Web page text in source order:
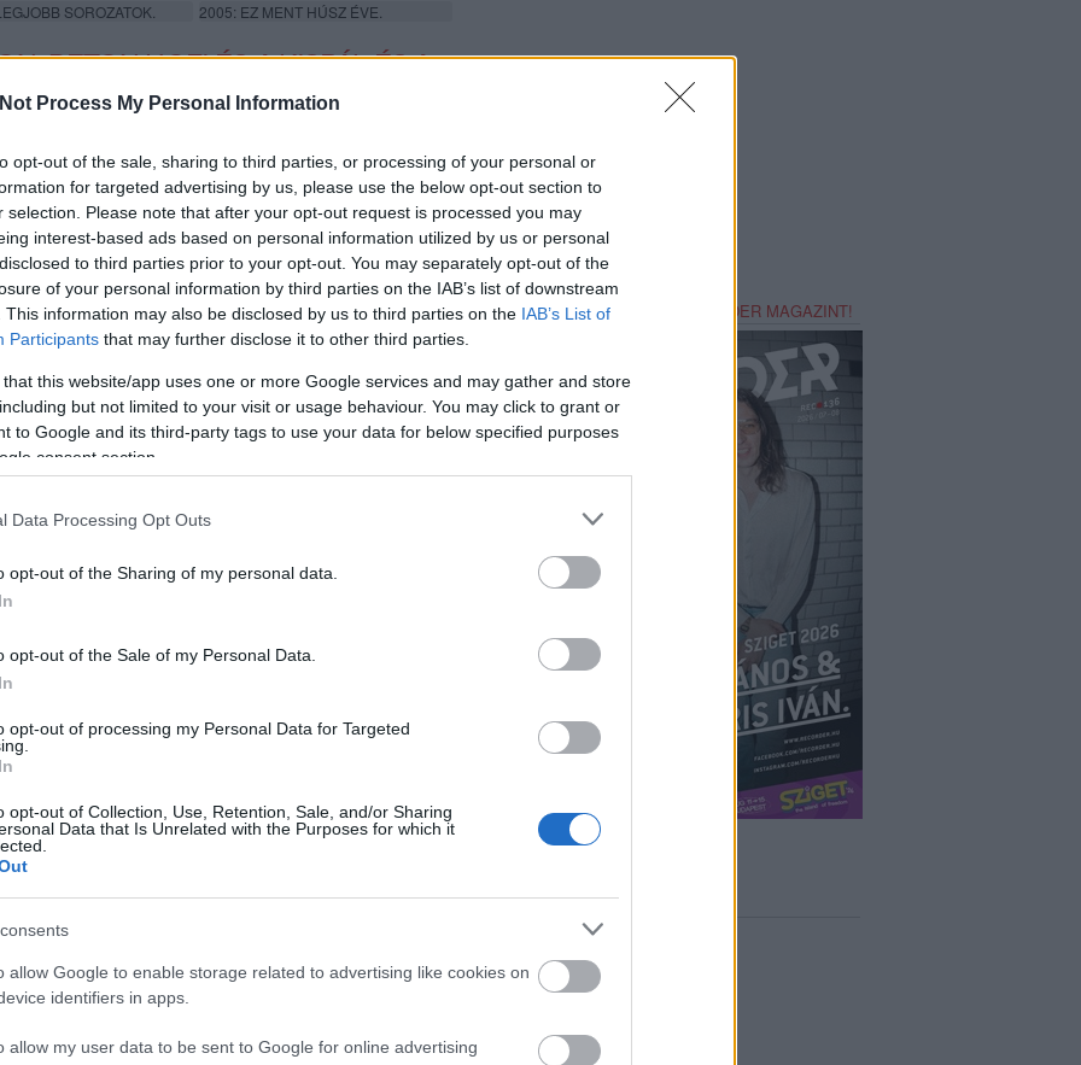
Process My Personal Information
opt-out of the sale, sharing to third parties, or processing of your personal or
for targeted advertising by us, please use the below opt-out section to
selection. Please note that after your opt-out request is processed you may
interest-based ads based on personal information utilized by us or personal
to third parties prior to your opt-out. You may separately opt-out of the
of your personal information by third parties on the IAB’s list of downstream
This information may also be disclosed by us to third parties on the IAB’s List of
Participants that may further disclose it to other third parties.
that this website/app uses one or more Google services and may gather and store
but not limited to your visit or usage behaviour. You may click to grant or
to Google and its third-party tags to use your data for below specified purposes
consent section.
Data Processing Opt Outs
opt-out of the Sharing of my personal data.
opt-out of the Sale of my Personal Data.
opt-out of processing my Personal Data for Targeted
opt-out of Collection, Use, Retention, Sale, and/or Sharing
Data that Is Unrelated with the Purposes for which it
allow Google to enable storage related to advertising like cookies on
identifiers in apps.
allow my user data to be sent to Google for online advertising
SOROZATOK. 2005: EZ MENT HÚSZ ÉVE.
BETON.HOFI ÉS A KISPÁL ÉS A
VESZPRÉMBEN
a veszprémi Gyárkert Kultúrpark. A június közepétől
is a hazai könnyűzenei élet népszerű előadóit hozza el a
lépnek a több mint ötezer fős szabadtéri
között a Halott Pénz, Beton.Hofi és a Thievery Corporation
Kulturális Fővárosa program
keretében jött létre az
a régió egyik legfontosabb kulturális találkozóhelyévé vált. Az
használaton kívüli városi tér pezsgő kulturális központtá. A
fesztiválként működik: a nyár folyamán egymást követő
így a látogatók akár több alkalommal is
tér lehetővé teszi nagyszabású produkciók
pihenőzónák egyfajta városi találkozóhellyé alakítják a területet.
CORPORATION) LEMEZTÁSKÁJÁBA!
SZEREZZ MAGADNAK RECORDER MAGAZINT!
BELÉPÉS